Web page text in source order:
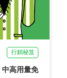
行銷秘笈
高用量免